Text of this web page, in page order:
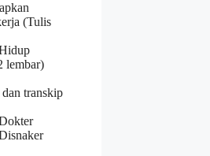
(Tulis
lembar)
transkip